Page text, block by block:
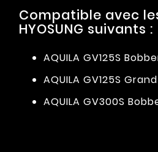
Compatible avec
HYOSUNG suivants :
AQUILA GV125S
AQUILA GV125S
AQUILA GV300S